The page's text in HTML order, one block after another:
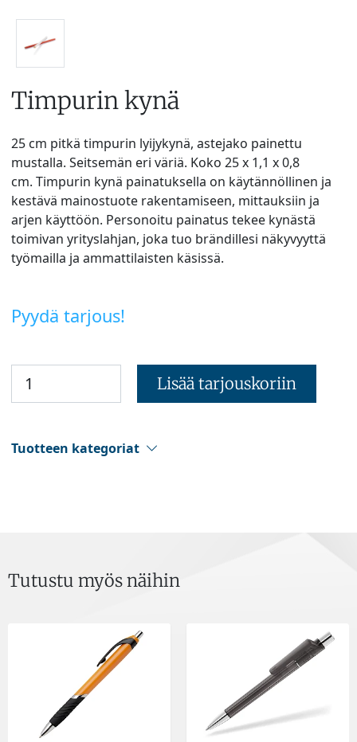
Timpurin kynä
25 cm pitkä timpurin lyijykynä, astejako painettu
mustalla. Seitsemän eri väriä. Koko 25 x 1,1 x 0,8
cm. Timpurin kynä painatuksella on käytännöllinen ja
kestävä mainostuote rakentamiseen, mittauksiin ja
arjen käyttöön. Personoitu painatus tekee kynästä
toimivan yrityslahjan, joka tuo brändillesi näkyvyyttä
työmailla ja ammattilaisten käsissä.
Pyydä tarjous!
Lisää tarjouskoriin
Tuotteen kategoriat
Tutustu myös näihin